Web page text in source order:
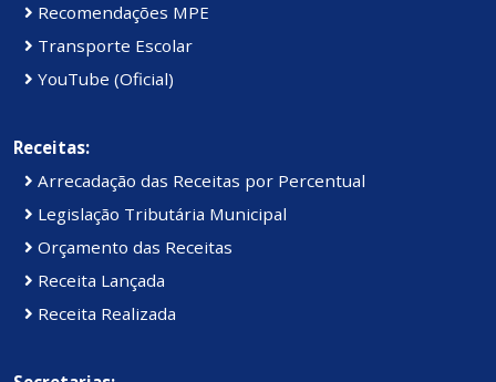
Recomendações MPE
Transporte Escolar
YouTube (Oficial)
Receitas:
Arrecadação das Receitas por Percentual
Legislação Tributária Municipal
Orçamento das Receitas
Receita Lançada
Receita Realizada